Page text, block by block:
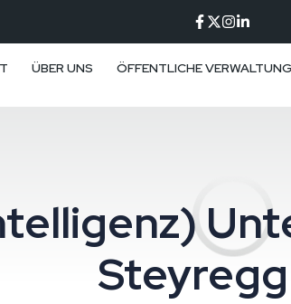
ÜBER UNS ÖFFENTLICHE VERWALTUNG
Steyregg